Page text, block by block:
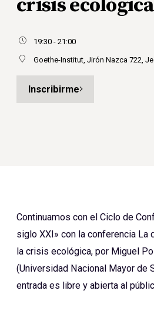
crisis ecológica
19:30 - 21:00
Goethe-Institut, Jirón Nazca 722,
Inscribirme
Continuamos con el Ciclo de
siglo XXI» con la conferencia La
la crisis ecológica, por Miguel
(Universidad Nacional Mayor de
entrada es libre y abierta al